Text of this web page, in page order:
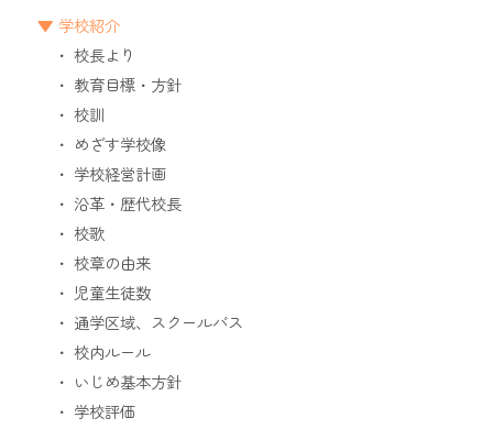
学校紹介
校長より
教育目標・方針
校訓
めざす学校像
学校経営計画
沿革・歴代校長
校歌
校章の由来
児童生徒数
通学区域、スクールバス
校内ルール
いじめ基本方針
学校評価